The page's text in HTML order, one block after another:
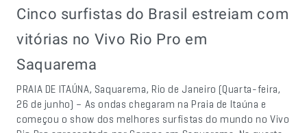
Cinco surfistas do Brasil estreiam com
vitórias no Vivo Rio Pro em
Saquarema
PRAIA DE ITAÚNA, Saquarema, Rio de Janeiro (Quarta-feira,
26 de junho) – As ondas chegaram na Praia de Itaúna e
começou o show dos melhores surfistas do mundo no Vivo